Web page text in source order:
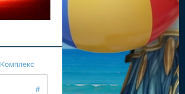
Комплекс
#